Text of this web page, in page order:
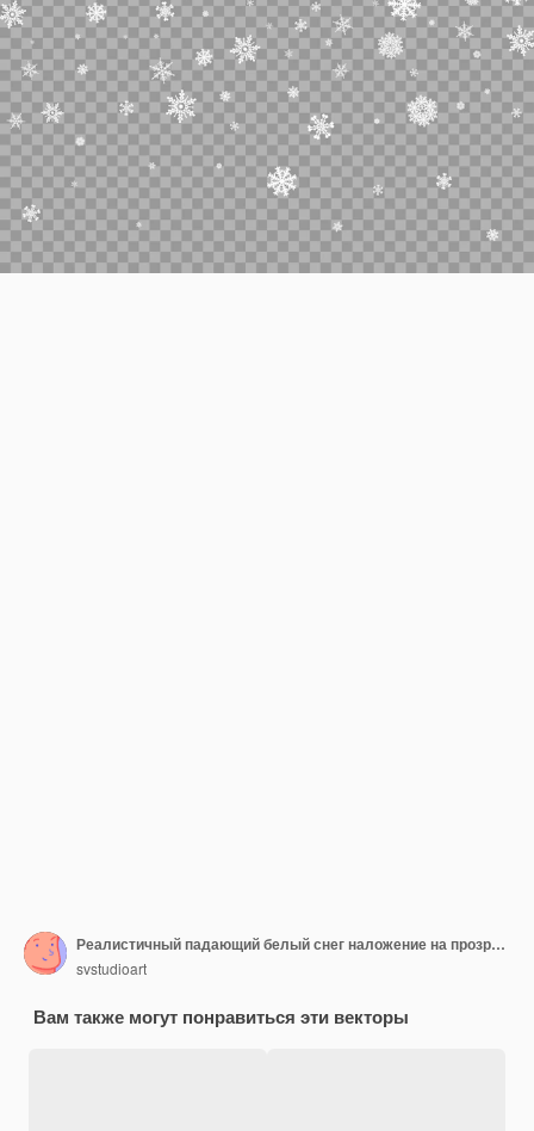
Реалистичный падающий белый снег наложение на прозрачном фоне Слой снежинки шторм
svstudioart
Вам также могут понравиться эти векторы